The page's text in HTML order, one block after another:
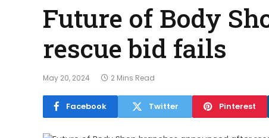
Future of Body
rescue bid fails
May 20, 2024 2 Mins Read
Facebook Twitter Pinterest